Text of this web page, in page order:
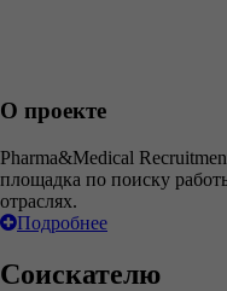
О проекте
Pharma&Medical
площадка по поиску
отраслях.
Подробнее
Соискателю